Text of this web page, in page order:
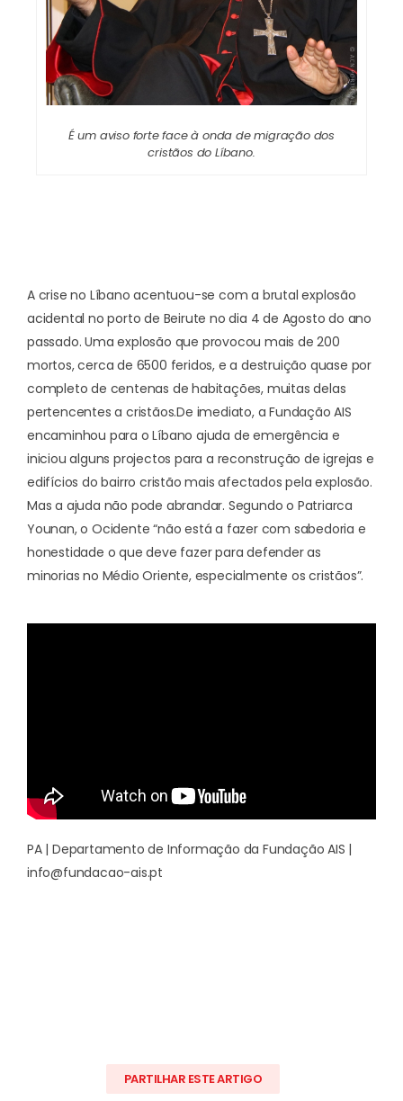
É um aviso forte face à onda de migração dos
cristãos do Líbano.
A crise no Líbano acentuou-se com a brutal explosão
acidental no porto de Beirute no dia 4 de Agosto do ano
passado. Uma explosão que provocou mais de 200
mortos, cerca de 6500 feridos, e a destruição quase por
completo de centenas de habitações, muitas delas
pertencentes a cristãos.De imediato, a Fundação AIS
encaminhou para oLíbano ajuda de emergência e
iniciou alguns projectos para a reconstrução de igrejas e
edifícios do bairro cristão mais afectados pela explosão.
Mas a ajuda não pode abrandar. Segundo o Patriarca
Younan, o Ocidente “não está a fazer com sabedoria e
honestidade o que deve fazer para defender as
minorias no Médio Oriente, especialmente os cristãos”.
PA | Departamento de Informação da Fundação AIS |
info@fundacao-ais.pt
PARTILHAR ESTE ARTIGO